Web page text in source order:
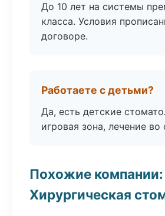
До 10 лет на системы
класса. Условия
договоре.
Работаете с детьми?
Да, есть детские
игровая зона, лечение во
Похожие компании:
Хирургическая